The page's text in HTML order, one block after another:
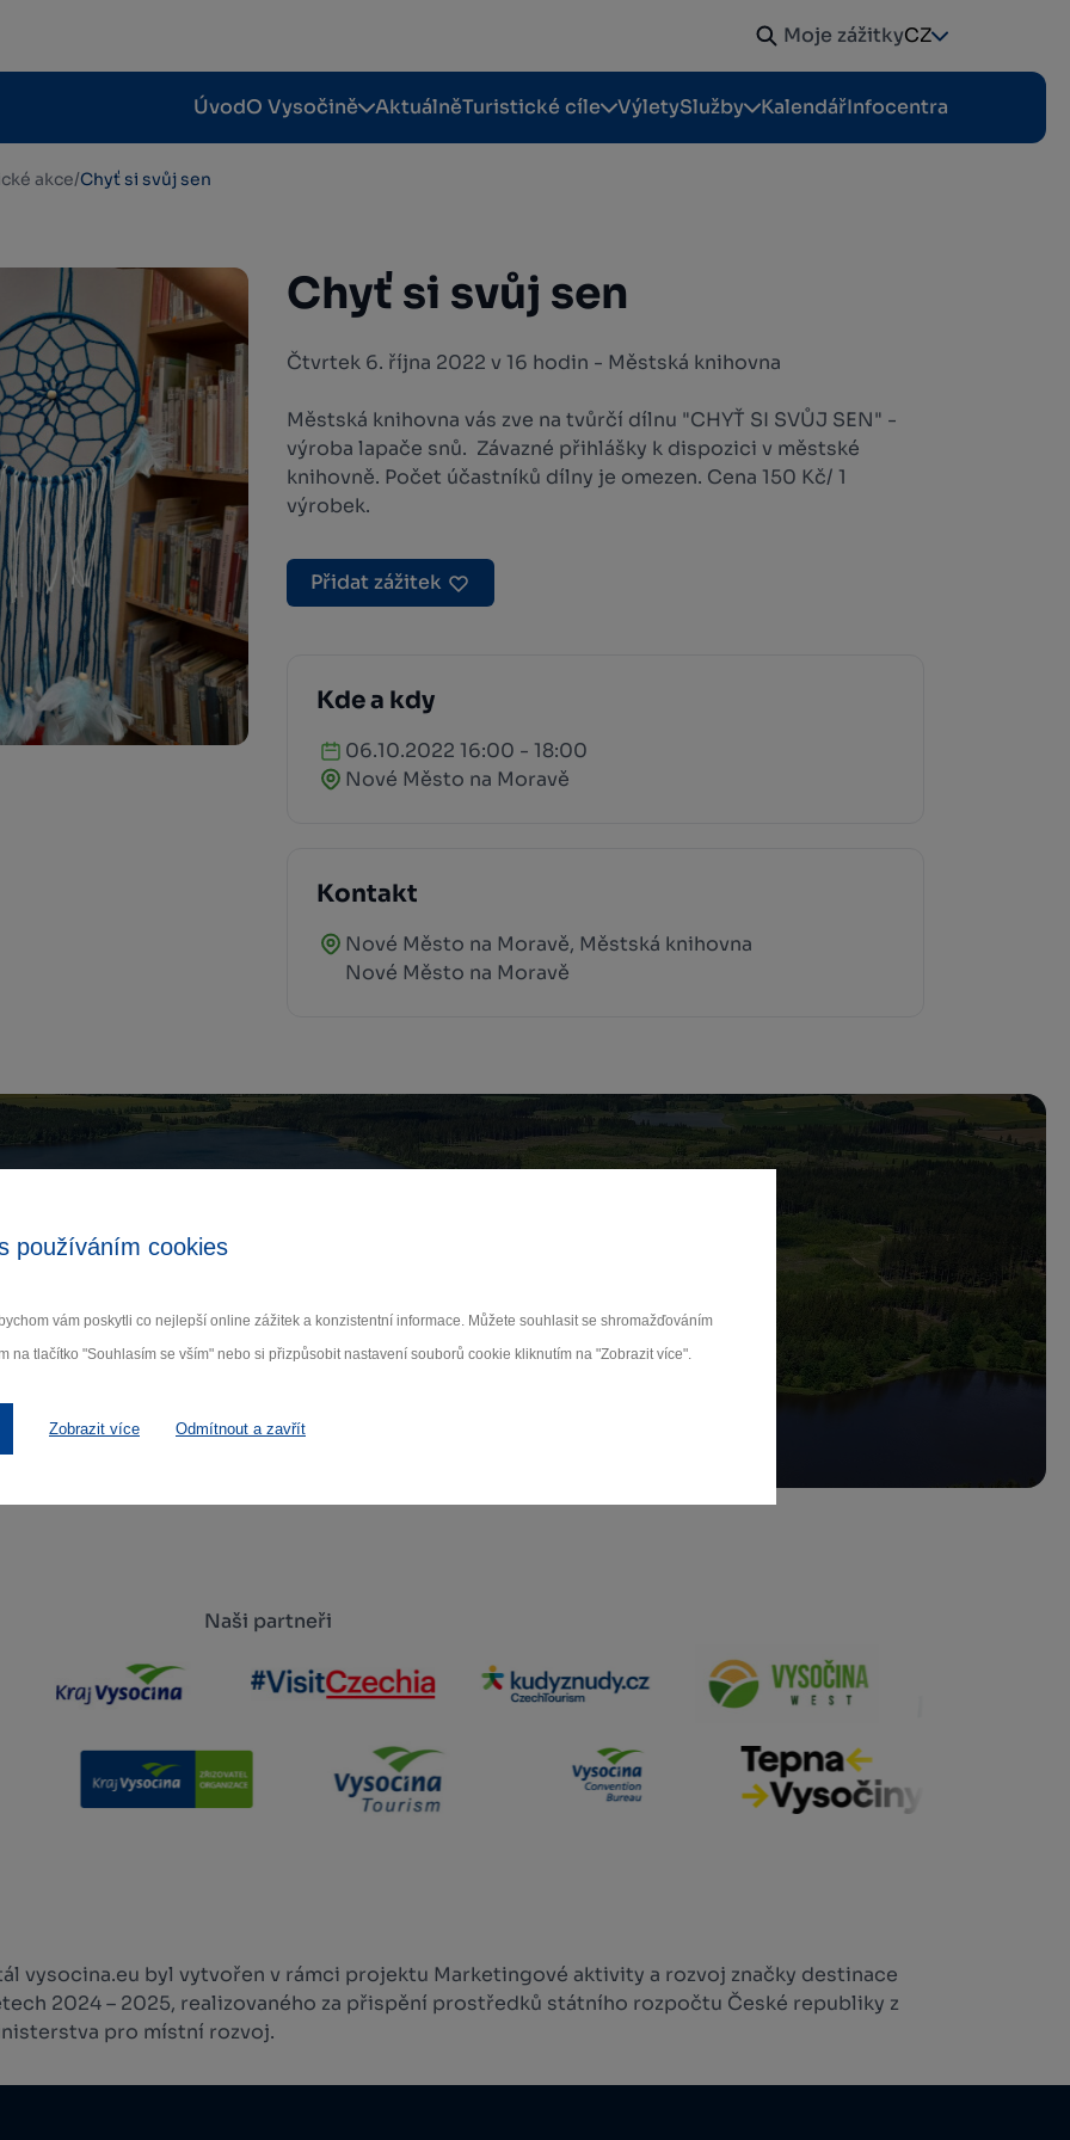
používáním cookies
vám poskytli co nejlepší online zážitek a konzistentní informace. Můžete souhlasit se shromažďováním
na tlačítko "Souhlasím se vším" nebo si přizpůsobit nastavení souborů cookie kliknutím na "Zobrazit více".
Zobrazit více Odmítnout a zavřít
Moje zážitkyCZ
ÚvodO Vysočině AktuálněTuristické cíle VýletySlužby KalendářInfocentra
akce/Chyť si svůj sen
Chyť si svůj sen
Čtvrtek 6. října 2022 v 16 hodin - Městská knihovna
Městská knihovna vás zve na tvůrčí dílnu "CHYŤ SI SVŮJ SEN" -
výroba lapače snů. Závazné přihlášky k dispozici v městské
knihovně. Počet účastníků dílny je omezen. Cena 150 Kč/ 1
výrobek.
Přidat zážitek
Kde a kdy
06.10.2022 16:00 - 18:00
Nové Město na Moravě
Kontakt
Nové Město na Moravě, Městská knihovna
Nové Město na Moravě
na ochraně osobních údajů.
Odebírat
Naši partneři
vysocina.eu byl vytvořen v rámci projektu Marketingové aktivity a rozvoj značky destinace
2024 – 2025, realizovaného za přispění prostředků státního rozpočtu České republiky z
pro místní rozvoj.